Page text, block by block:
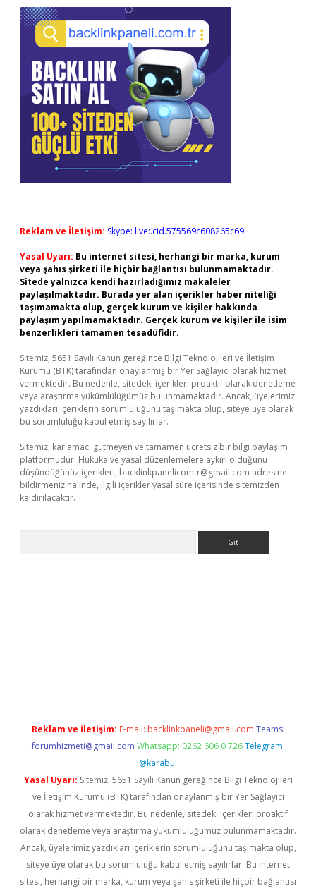
Reklam ve İletişim: Skype: live:.cid.575569c608265c69
Yasal Uyarı: Bu internet sitesi, herhangi bir marka, kurum
veya şahıs şirketi ile hiçbir bağlantısı bulunmamaktadır.
Sitede yalnızca kendi hazırladığımız makaleler
paylaşılmaktadır. Burada yer alan içerikler haber niteliği
taşımamakta olup, gerçek kurum ve kişiler hakkında
paylaşım yapılmamaktadır. Gerçek kurum ve kişiler ile isim
benzerlikleri tamamen tesadüfidir.
Sitemiz, 5651 Sayılı Kanun gereğince Bilgi Teknolojileri ve İletişim
Kurumu (BTK) tarafından onaylanmış bir Yer Sağlayıcı olarak hizmet
vermektedir. Bu nedenle, sitedeki içerikleri proaktif olarak denetleme
veya araştırma yükümlülüğümüz bulunmamaktadır. Ancak, üyelerimiz
yazdıkları içeriklerin sorumluluğunu taşımakta olup, siteye üye olarak
bu sorumluluğu kabul etmiş sayılırlar.
Sitemiz, kar amacı gütmeyen ve tamamen ücretsiz bir bilgi paylaşım
platformudur. Hukuka ve yasal düzenlemelere aykırı olduğunu
düşündüğünüz içerikleri, backlinkpanelicomtr@gmail.com adresine
bildirmeniz halinde, ilgili içerikler yasal süre içerisinde sitemizden
kaldırılacaktır.
Reklam ve İletişim: E-mail: backlinkpaneli@gmail.com Teams:
forumhizmeti@gmail.com Whatsapp: 0262 606 0 726 Telegram:
@karabul
Yasal Uyarı: Sitemiz, 5651 Sayılı Kanun gereğince Bilgi Teknolojileri
ve İletişim Kurumu (BTK) tarafından onaylanmış bir Yer Sağlayıcı
olarak hizmet vermektedir. Bu nedenle, sitedeki içerikleri proaktif
olarak denetleme veya araştırma yükümlülüğümüz bulunmamaktadır.
Ancak, üyelerimiz yazdıkları içeriklerin sorumluluğunu taşımakta olup,
siteye üye olarak bu sorumluluğu kabul etmiş sayılırlar. Bu internet
sitesi, herhangi bir marka, kurum veya şahıs şirketi ile hiçbir bağlantısı